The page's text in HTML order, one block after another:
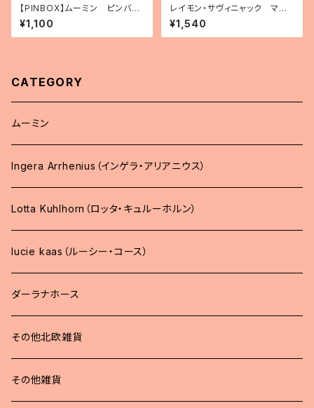
【PINBOX】ムーミン ピンバッ
ジコレクション（10種）
¥1,100
レイモン・サヴィニャック マグ
カップ「毛糸の15日間」
¥1,540
CATEGORY
ムーミン
Ingera Arrhenius（インゲラ・アリアニウス）
Lotta Kuhlhorn（ロッタ・キュルーホルン）
lucie kaas（ルーシー・コース）
ダーラナホース
その他北欧雑貨
その他雑貨